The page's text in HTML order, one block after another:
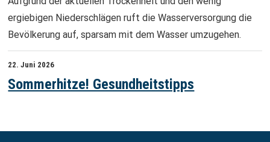
ergiebigen Niederschlägen ruft die Wasserversorgung die
Bevölkerung auf, sparsam mit dem Wasser umzugehen.
Sommerhitze! Gesundheitstipps
22. Juni 2026